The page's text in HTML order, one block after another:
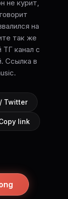
не курит,
на
так же
ТГ канал с
Ссылка в
Twitter
link